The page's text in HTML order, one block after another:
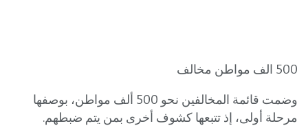
500 الف مواطن مخالف
وضمت قائمة المخالفين نحو 500 ألف مواطن، بوصفها
مرحلة أولى، إذ تتبعها كشوف أخرى بمن يتم ضبطهم.